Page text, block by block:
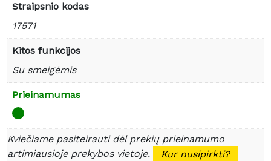
Straipsnio kodas
17571
Kitos funkcijos
Su smeigėmis
Prieinamumas
Kviečiame pasiteirauti dėl prekių prieinamumo
artimiausioje prekybos vietoje.
Kur nusipirkti?